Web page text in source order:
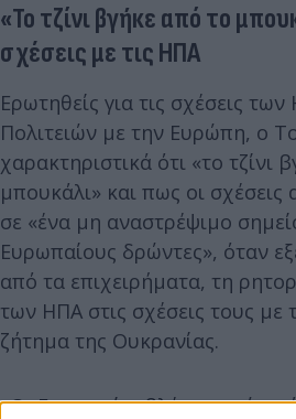
«Το τζίνι βγήκε από το
σχέσεις με τις ΗΠΑ
Ερωτηθείς για τις σχέσεις
Πολιτειών με την Ευρώπη, ο
χαρακτηριστικά ότι «το τζίνι
μπουκάλι» και πως οι σχέσεις
σε «ένα μη αναστρέψιμο
Ευρωπαίους δρώντες», όταν
από τα επιχειρήματα, τη
των ΗΠΑ στις σχέσεις τους με
ζήτημα της Ουκρανίας.
«Οι Ευρωπαίοι βλέπουν τώρα